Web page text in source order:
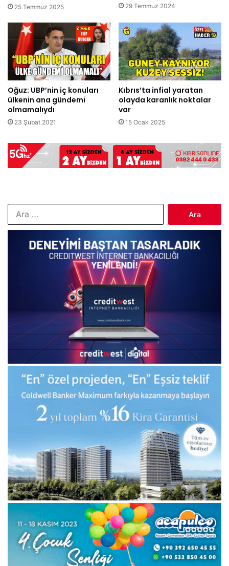
25 Temmuz 2025 29 Temmuz 2024
Oğuz: UBP’nin iç konuları
ülkenin ana gündemi
olmamalıydı
23 Şubat 2021
Kıbrıs’ta infial yaratan
olayda karanlık noktalar
var
15 Ocak 2025